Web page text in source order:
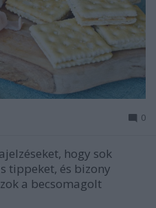
0
hogy sok
tippeket, és bizony
a becsomagolt